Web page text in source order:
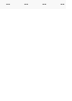
-- -- -- --